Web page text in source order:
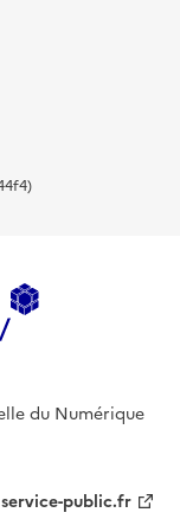
du Numérique
service-public.fr